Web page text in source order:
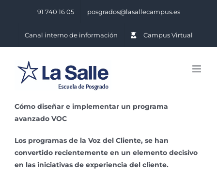
91 740 16 05 posgrados@lasallecampus.es
Canal interno de información Campus Virtual
Cómo diseñar e implementar un programa
avanzado VOC
Los programas de la Voz del Cliente, se han
convertido recientemente en un elemento decisivo
en las iniciativas de experiencia del cliente.